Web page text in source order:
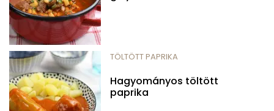
TÖLTÖTT PAPRIKA
Hagyományos töltött
paprika